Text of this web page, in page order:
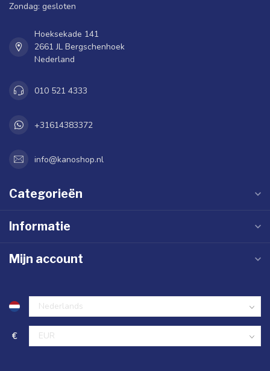
Zondag: gesloten
Hoeksekade 141
2661 JL Bergschenhoek
Nederland
010 521 4333
+31614383372
info@kanoshop.nl
Categorieën
Informatie
Mijn account
€